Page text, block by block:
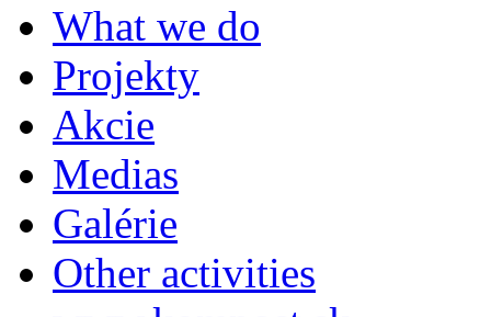
What we do
Projekty
Akcie
Medias
Galérie
Other activities